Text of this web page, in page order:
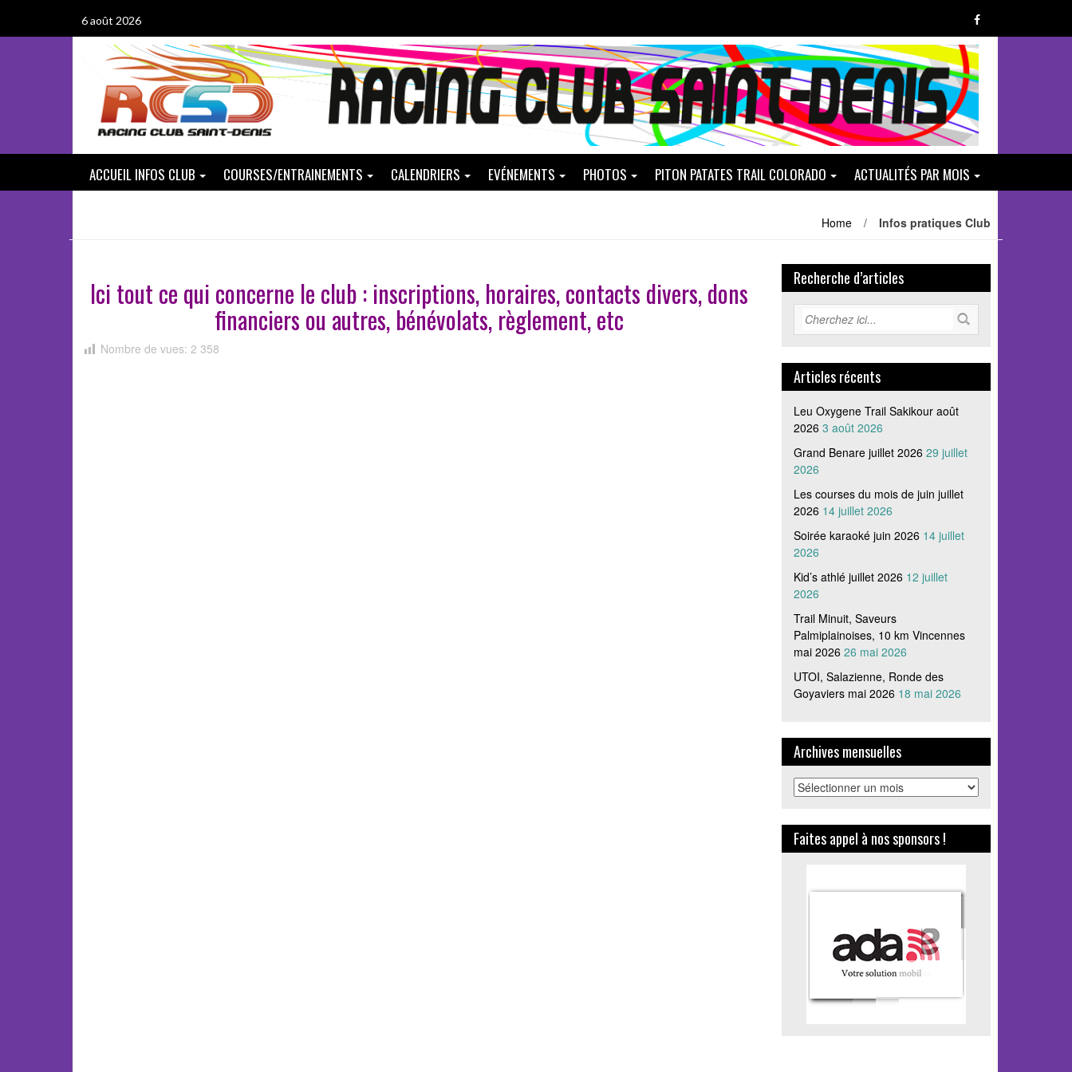
contenu
6 août 2026
ACCUEIL INFOS CLUB COURSES/ENTRAINEMENTS CALENDRIERS EVÉNEMENTS PHOTOS PITON PATATES TRAIL COLORADO ACTUALITÉS PAR MOIS
Home / Infos pratiques Club
Ici tout ce qui concerne le club : inscriptions, horaires, contacts divers, dons
financiers ou autres, bénévolats, règlement, etc
Nombre de vues: 2 358
Recherche d’articles
Articles récents
Leu Oxygene Trail Sakikour août
2026 3 août 2026
Grand Benare juillet 2026 29 juillet
2026
Les courses du mois de juin juillet
2026 14 juillet 2026
Soirée karaoké juin 2026 14 juillet
2026
Kid’s athlé juillet 2026 12 juillet
2026
Trail Minuit, Saveurs
Palmiplainoises, 10 km Vincennes
mai 2026 26 mai 2026
UTOI, Salazienne, Ronde des
Goyaviers mai 2026 18 mai 2026
Archives mensuelles
Archives
Faites appel à nos sponsors !